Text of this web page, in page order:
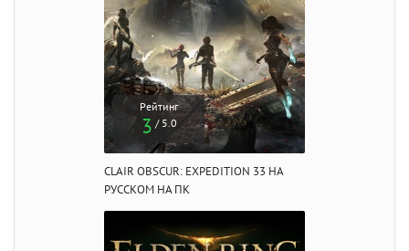
Рейтинг
3 / 5.0
CLAIR OBSCUR: EXPEDITION 33 НА
РУССКОМ НА ПК